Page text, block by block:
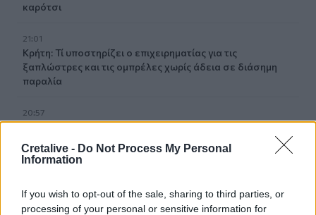
Cretalive - Do Not Process My Personal
Information
If you wish to opt-out of the sale, sharing to third parties, or
processing of your personal or sensitive information for
καρότσι
21:01
Κρήτη: Τί υποστηρίζει ο επιχειρηματίας για τις
ξαπλώστρες και τις ομπρέλες χωρίς άδεια σε διάσημη
παραλία
20:57
Η μια διάσωση μετά την άλλη στην παραλία του Ρεθύμνου